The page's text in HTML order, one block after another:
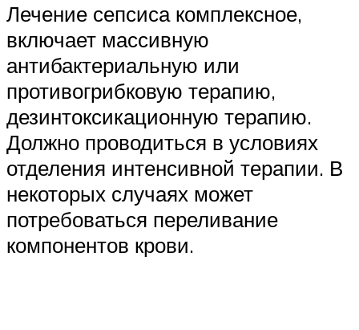
Лечение сепсиса комплексное,
включает массивную
антибактериальную или
противогрибковую терапию,
дезинтоксикационную терапию.
Должно проводиться в условиях
отделения интенсивной терапии. В
некоторых случаях может
потребоваться переливание
компонентов крови.